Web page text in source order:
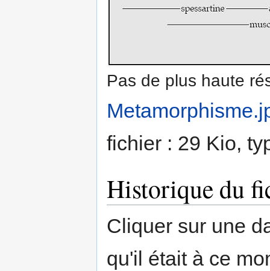
Pas de plus haute
fichier : 29 Kio,
Historique du
Cliquer sur une
qu'il était à ce